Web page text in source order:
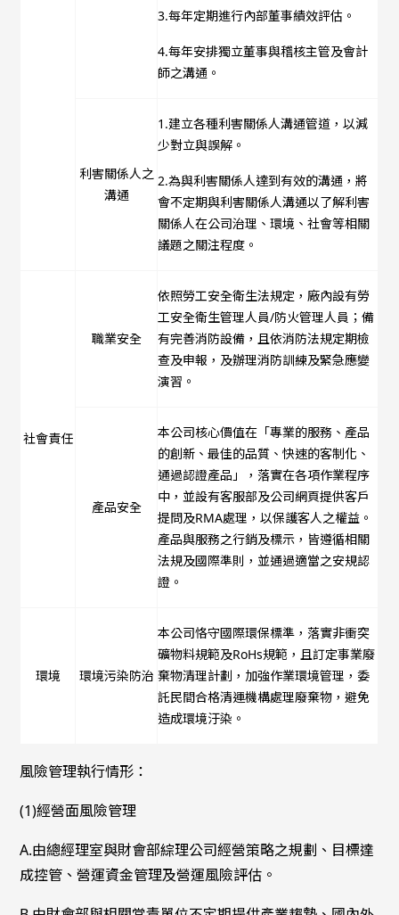
3.每年定期進行內部董事績效評估。
4.每年安排獨立董事與稽核主管及會計
師之溝通。
利害關係人之
溝通
1.建立各種利害關係人溝通管道，以減
少對立與誤解。
2.為與利害關係人達到有效的溝通，將
會不定期與利害關係人溝通以了解利害
關係人在公司治理、環境、社會等相關
議題之關注程度。
社會責任
職業安全
依照勞工安全衛生法規定，廠內設有勞
工安全衛生管理人員/防火管理人員；備
有完善消防設備，且依消防法規定期檢
查及申報，及辦理消防訓練及緊急應變
演習。
產品安全
本公司核心價值在「專業的服務、產品
的創新、最佳的品質、快速的客制化、
通過認證產品」，落實在各項作業程序
中，並設有客服部及公司網頁提供客戶
提問及RMA處理，以保護客人之權益。
產品與服務之行銷及標示，皆遵循相關
法規及國際準則，並通過適當之安規認
證。
環境 環境污染防治
本公司恪守國際環保標準，落實非衝突
礦物料規範及RoHs規範，且訂定事業廢
棄物清理計劃，加強作業環境管理，委
託民間合格清運機構處理廢棄物，避免
造成環境汙染。
風險管理執行情形：
(1)經營面風險管理
A.由總經理室與財會部綜理公司經營策略之規劃、目標達
成控管、營運資金管理及營運風險評估。